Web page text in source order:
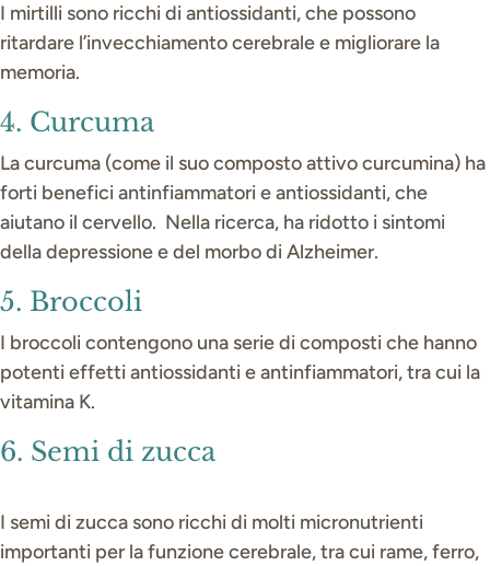
I mirtilli sono ricchi di antiossidanti, che possono
ritardare l’invecchiamento cerebrale e migliorare la
memoria.
4. Curcuma
La curcuma (come il suo composto attivo curcumina) ha
forti benefici antinfiammatori e antiossidanti, che
aiutano il cervello. Nella ricerca, ha ridotto i sintomi
della depressione e del morbo di Alzheimer.
5. Broccoli
I broccoli contengono una serie di composti che hanno
potenti effetti antiossidanti e antinfiammatori, tra cui la
vitamina K.
6. Semi di zucca
I semi di zucca sono ricchi di molti micronutrienti
importanti per la funzione cerebrale, tra cui rame, ferro,